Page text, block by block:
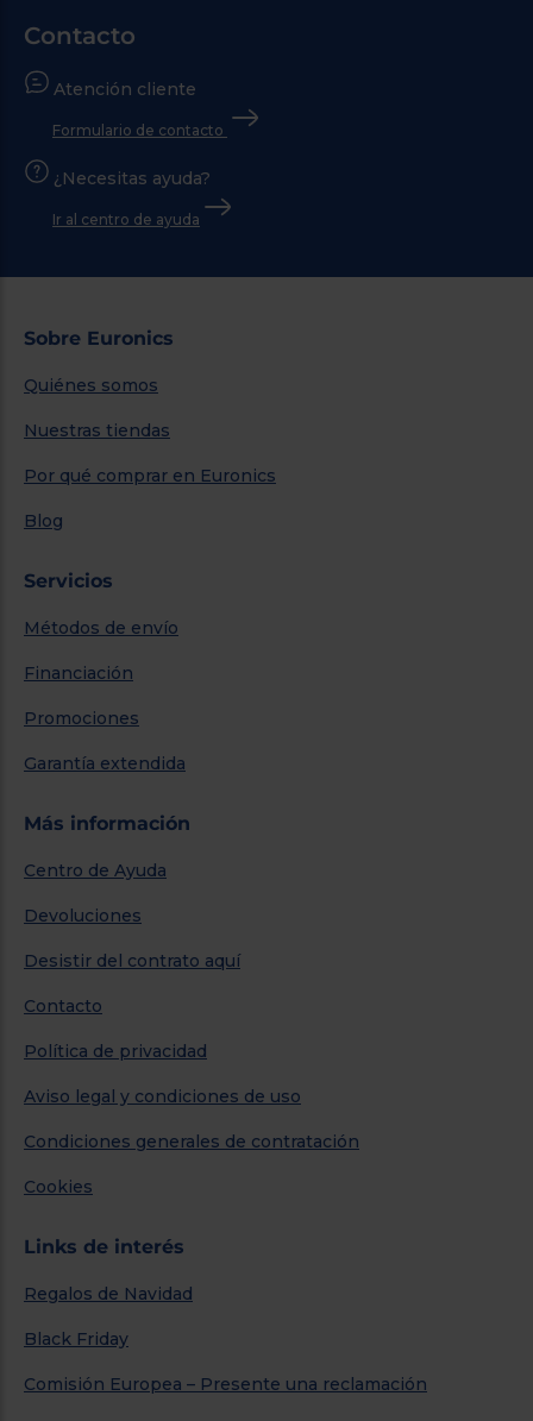
Contacto
Atención cliente
Formulario de contacto
¿Necesitas ayuda?
Ir al centro de ayuda
Sobre Euronics
Quiénes somos
Nuestras tiendas
Por qué comprar en Euronics
Blog
Servicios
Métodos de envío
Financiación
Promociones
Garantía extendida
Más información
Centro de Ayuda
Devoluciones
Desistir del contrato aquí
Contacto
Política de privacidad
Aviso legal y condiciones de uso
Condiciones generales de contratación
Cookies
Links de interés
Regalos de Navidad
Black Friday
Comisión Europea – Presente una reclamación